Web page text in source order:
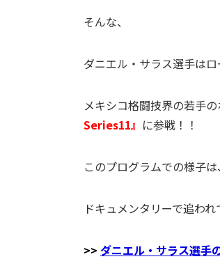
そんな、
ダニエル・サラス選手は
メキシコ格闘技界の若手
Series11』 に参戦！！
このプログラムでの様子は
ドキュメンタリーで追われ
>> ダニエル・サラス選手